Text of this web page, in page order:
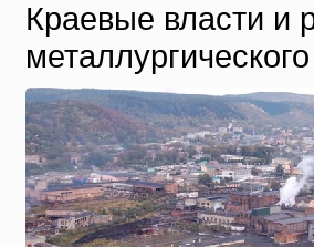
Краевые власти и